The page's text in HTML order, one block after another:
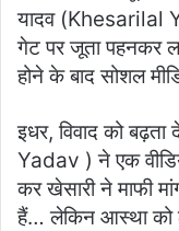
यादव (Khesarilal
गेट पर जूता पहनकर
होने के बाद सोशल
इधर, विवाद को
Yadav ) ने एक
कर खेसारी ने माफी
हैं… लेकिन आस्था